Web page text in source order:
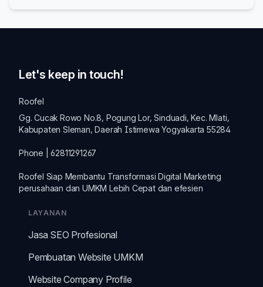
Let's keep in touch!
Roofel
Gg. Cucak Rowo No.8, Pogung Lor, Sinduadi, Kec. Mlati,
Kabupaten Sleman, Daerah Istimewa Yogyakarta 55284
Phone | 62811291267
Roofel Siap Membantu TransformasiDigital Marketing
perusahaan danUMKM Lebih Cepat dan efesien
LAYANAN
Jasa SEO Profesional
Pembuatan Website UMKM
Website Company Profile